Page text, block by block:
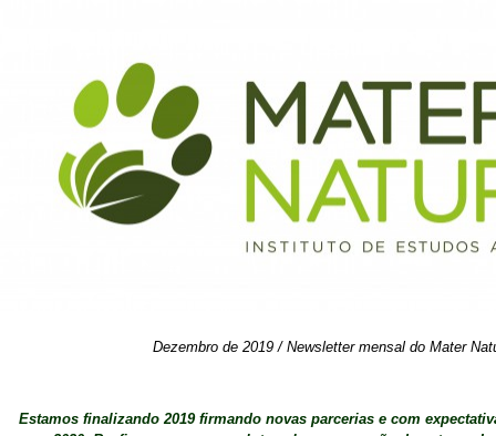
Dezembro de 2019 / Newsletter mensal do Mater
Estamos finalizando 2019 firmando novas parcerias e com